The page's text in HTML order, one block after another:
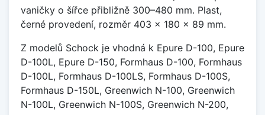
vaničky o šířce přibližně 300–480 mm. Plast,
černé provedení, rozměr 403 x 180 x 89 mm.
Z modelů Schock je vhodná k Epure D-100, Epure
D-100L, Epure D-150, Formhaus D-100, Formhaus
D-100L, Formhaus D-100LS, Formhaus D-100S,
Formhaus D-150L, Greenwich N-100, Greenwich
N-100L, Greenwich N-100S, Greenwich N-200,